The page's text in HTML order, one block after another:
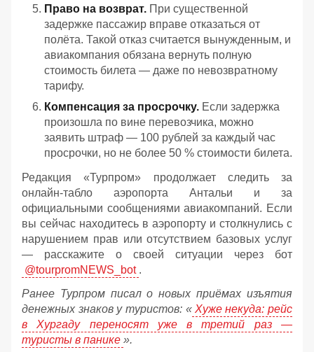
Право на возврат. При существенной
задержке пассажир вправе отказаться от
полёта. Такой отказ считается вынужденным, и
авиакомпания обязана вернуть полную
стоимость билета — даже по невозвратному
тарифу.
Компенсация за просрочку. Если задержка
произошла по вине перевозчика, можно
заявить штраф — 100 рублей за каждый час
просрочки, но не более 50 % стоимости билета.
Редакция «Турпром» продолжает следить за
онлайн‑табло аэропорта Антальи и за
официальными сообщениями авиакомпаний. Если
вы сейчас находитесь в аэропорту и столкнулись с
нарушением прав или отсутствием базовых услуг
— расскажите о своей ситуации через бот
@tourpromNEWS_bot .
Ранее Турпром писал о новых приёмах изъятия
денежных знаков у туристов: « Хуже некуда: рейс
в Хургаду переносят уже в третий раз —
туристы в панике ».